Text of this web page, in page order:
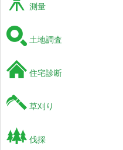
測量
土地調査
住宅診断
草刈り
伐採